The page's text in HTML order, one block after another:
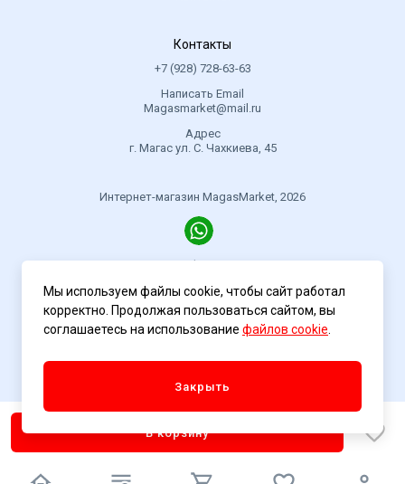
В корзину
Контакты
+7 (928) 728-63-63
Написать Email
Magasmarket@mail.ru
Адрес
г. Магас ул. С. Чахкиева, 45
Интернет-магазин MagasMarket, 2026
Политика конфиденциальности
Мы используем файлы cookie, чтобы сайт работал
корректно. Продолжая пользоваться сайтом, вы
соглашаетесь на использование файлов cookie
Закрыть